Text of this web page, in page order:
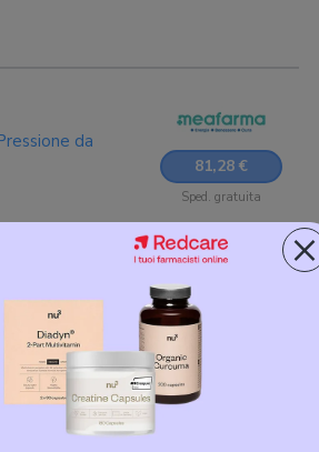
da
81,28 €
Sped. gratuita
81,29 €
Sped. gratuita
×